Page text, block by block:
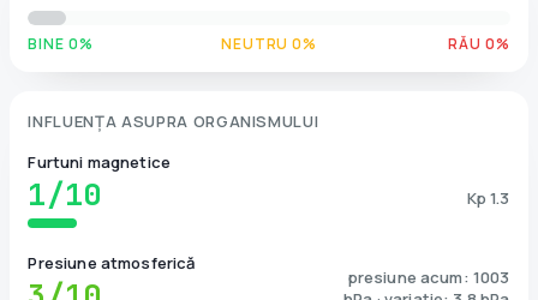
BINE 0% NEUTRU 0% RĂU 0%
INFLUENȚA ASUPRA ORGANISMULUI
Furtuni magnetice
1/10 Kp 1.3
Presiune atmosferică
presiune acum: 1003